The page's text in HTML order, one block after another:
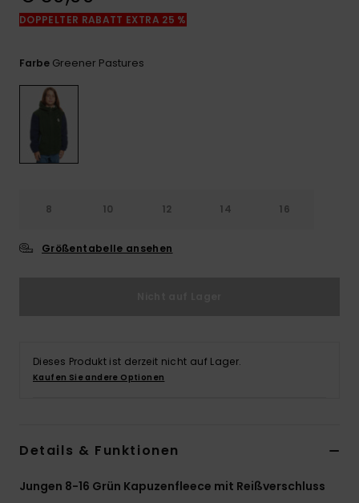
DOPPELTER RABATT EXTRA 25 %
Farbe Greener Pastures
8 10 12 14 16
Größentabelle ansehen
Dieses Produkt ist derzeit nicht auf Lager.
Kaufen Sie andere Optionen
Details & Funktionen
Jungen 8-16 Grün Kapuzenfleece mit Reißverschluss